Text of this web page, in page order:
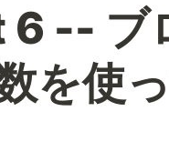
-- ブ
を使